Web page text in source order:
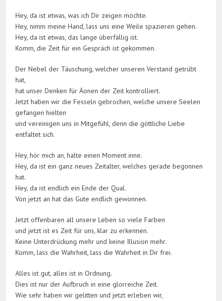
Hey, da ist etwas, was ich Dir zeigen möchte.
Hey, nimm meine Hand, lass uns eine Weile spazieren gehen.
Hey, da ist etwas, das lange überfällig ist.
Komm, die Zeit für ein Gespräch ist gekommen.
Der Nebel der Täuschung, welcher unseren Verstand getrübt
hat,
hat unser Denken für Äonen der Zeit kontrolliert.
Jetzt haben wir die Fesseln gebrochen, welche unsere Seelen
gefangen hielten
und vereinigen uns in Mitgefühl, denn die göttliche Liebe
entfaltet sich.
Hey, hör mich an, halte einen Moment inne.
Hey, da ist ein ganz neues Zeitalter, welches gerade begonnen
hat.
Hey, da ist endlich ein Ende der Qual.
Von jetzt an hat das Gute endlich gewonnen.
Jetzt offenbaren all unsere Leben so viele Farben
und jetzt ist es Zeit für uns, klar zu erkennen.
Keine Unterdrückung mehr und keine Illusion mehr.
Komm, lass die Wahrheit, lass die Wahrheit in Dir frei.
Alles ist gut, alles ist in Ordnung.
Dies ist nur der Aufbruch in eine glorreiche Zeit.
Wie sehr haben wir gelitten und jetzt erleben wir,